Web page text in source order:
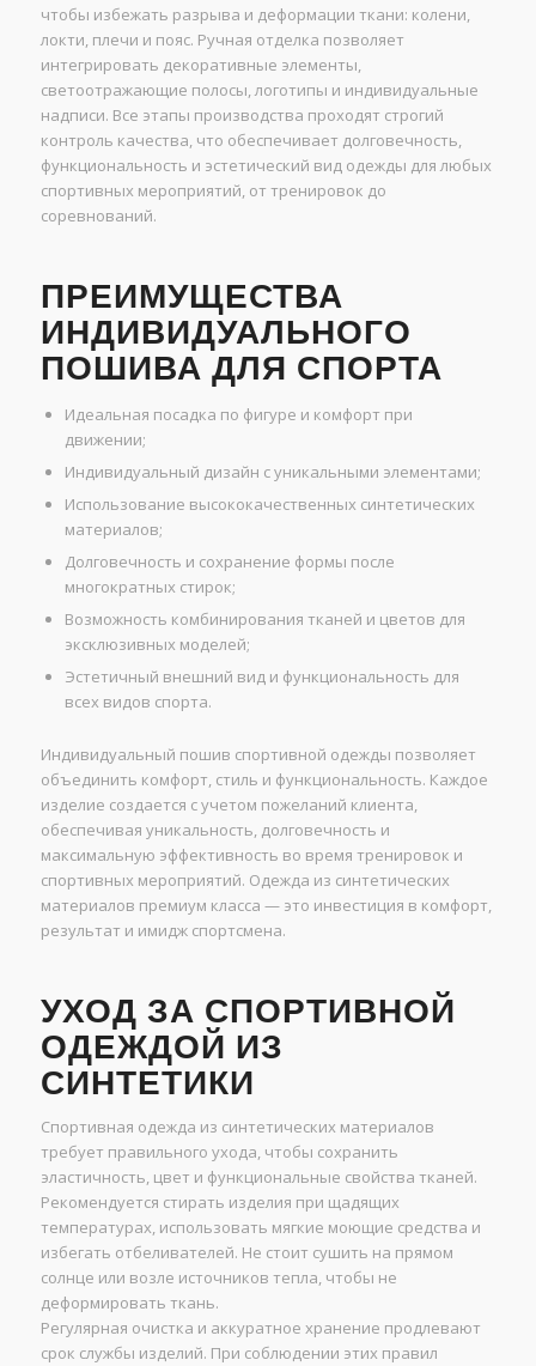
чтобы избежать разрыва и деформации ткани: колени,
локти, плечи и пояс. Ручная отделка позволяет
интегрировать декоративные элементы,
светоотражающие полосы, логотипы и индивидуальные
надписи. Все этапы производства проходят строгий
контроль качества, что обеспечивает долговечность,
функциональность и эстетический вид одежды для любых
спортивных мероприятий, от тренировок до
соревнований.
ПРЕИМУЩЕСТВА
ИНДИВИДУАЛЬНОГО
ПОШИВА ДЛЯ СПОРТА
Идеальная посадка по фигуре и комфорт при
движении;
Индивидуальный дизайн с уникальными элементами;
Использование высококачественных синтетических
материалов;
Долговечность и сохранение формы после
многократных стирок;
Возможность комбинирования тканей и цветов для
эксклюзивных моделей;
Эстетичный внешний вид и функциональность для
всех видов спорта.
Индивидуальный пошив спортивной одежды позволяет
объединить комфорт, стиль и функциональность. Каждое
изделие создается с учетом пожеланий клиента,
обеспечивая уникальность, долговечность и
максимальную эффективность во время тренировок и
спортивных мероприятий. Одежда из синтетических
материалов премиум класса — это инвестиция в комфорт,
результат и имидж спортсмена.
УХОД ЗА СПОРТИВНОЙ
ОДЕЖДОЙ ИЗ
СИНТЕТИКИ
Спортивная одежда из синтетических материалов
требует правильного ухода, чтобы сохранить
эластичность, цвет и функциональные свойства тканей.
Рекомендуется стирать изделия при щадящих
температурах, использовать мягкие моющие средства и
избегать отбеливателей. Не стоит сушить на прямом
солнце или возле источников тепла, чтобы не
деформировать ткань.
Регулярная очистка и аккуратное хранение продлевают
срок службы изделий. При соблюдении этих правил